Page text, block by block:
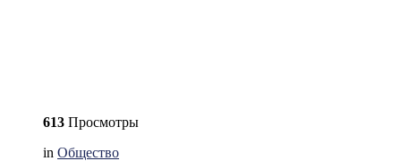
613 Просмотры
in Общество